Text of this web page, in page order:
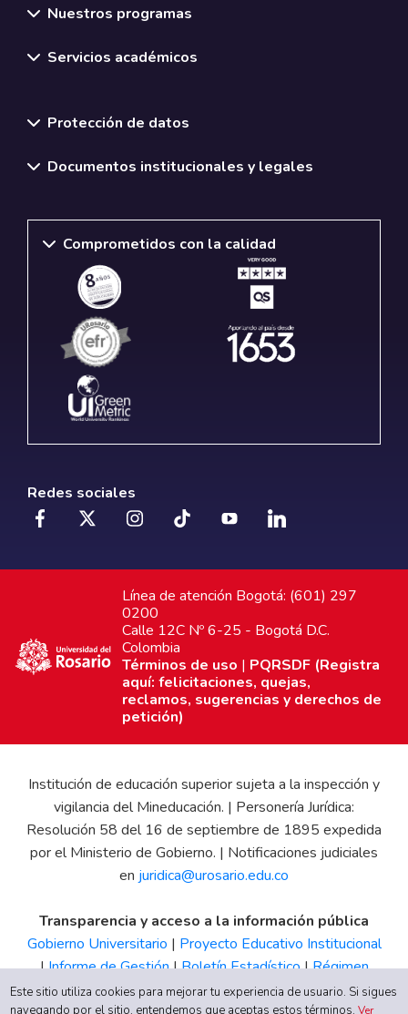
Nuestros programas
Servicios académicos
Protección de datos
Documentos institucionales y legales
Comprometidos con la calidad
Redes sociales
Línea de atención Bogotá: (601) 297
0200
Calle 12C Nº 6-25 - Bogotá D.C.
Colombia
Términos de uso | PQRSDF (Registra
aquí: felicitaciones, quejas,
reclamos, sugerencias y derechos de
petición)
Institución de educación superior sujeta a la inspección y
vigilancia del Mineducación. | Personería Jurídica:
Resolución 58 del 16 de septiembre de 1895 expedida
por el Ministerio de Gobierno. | Notificaciones judiciales
en juridica@urosario.edu.co
Transparencia y acceso a la información pública
Gobierno Universitario | Proyecto Educativo Institucional
|Informe de Gestión|Boletín Estadístico|Régimen
Tributario|Estados Financieros |Código de Ética| Canal
Este sitio utiliza cookies para mejorar tu experiencia de usuario. Si sigues
navegando por el sitio, entendemos que aceptas estos términos.Ver